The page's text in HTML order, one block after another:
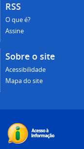
RSS
O que é?
Assine
Sobre o site
Acessibilidade
Mapa do site